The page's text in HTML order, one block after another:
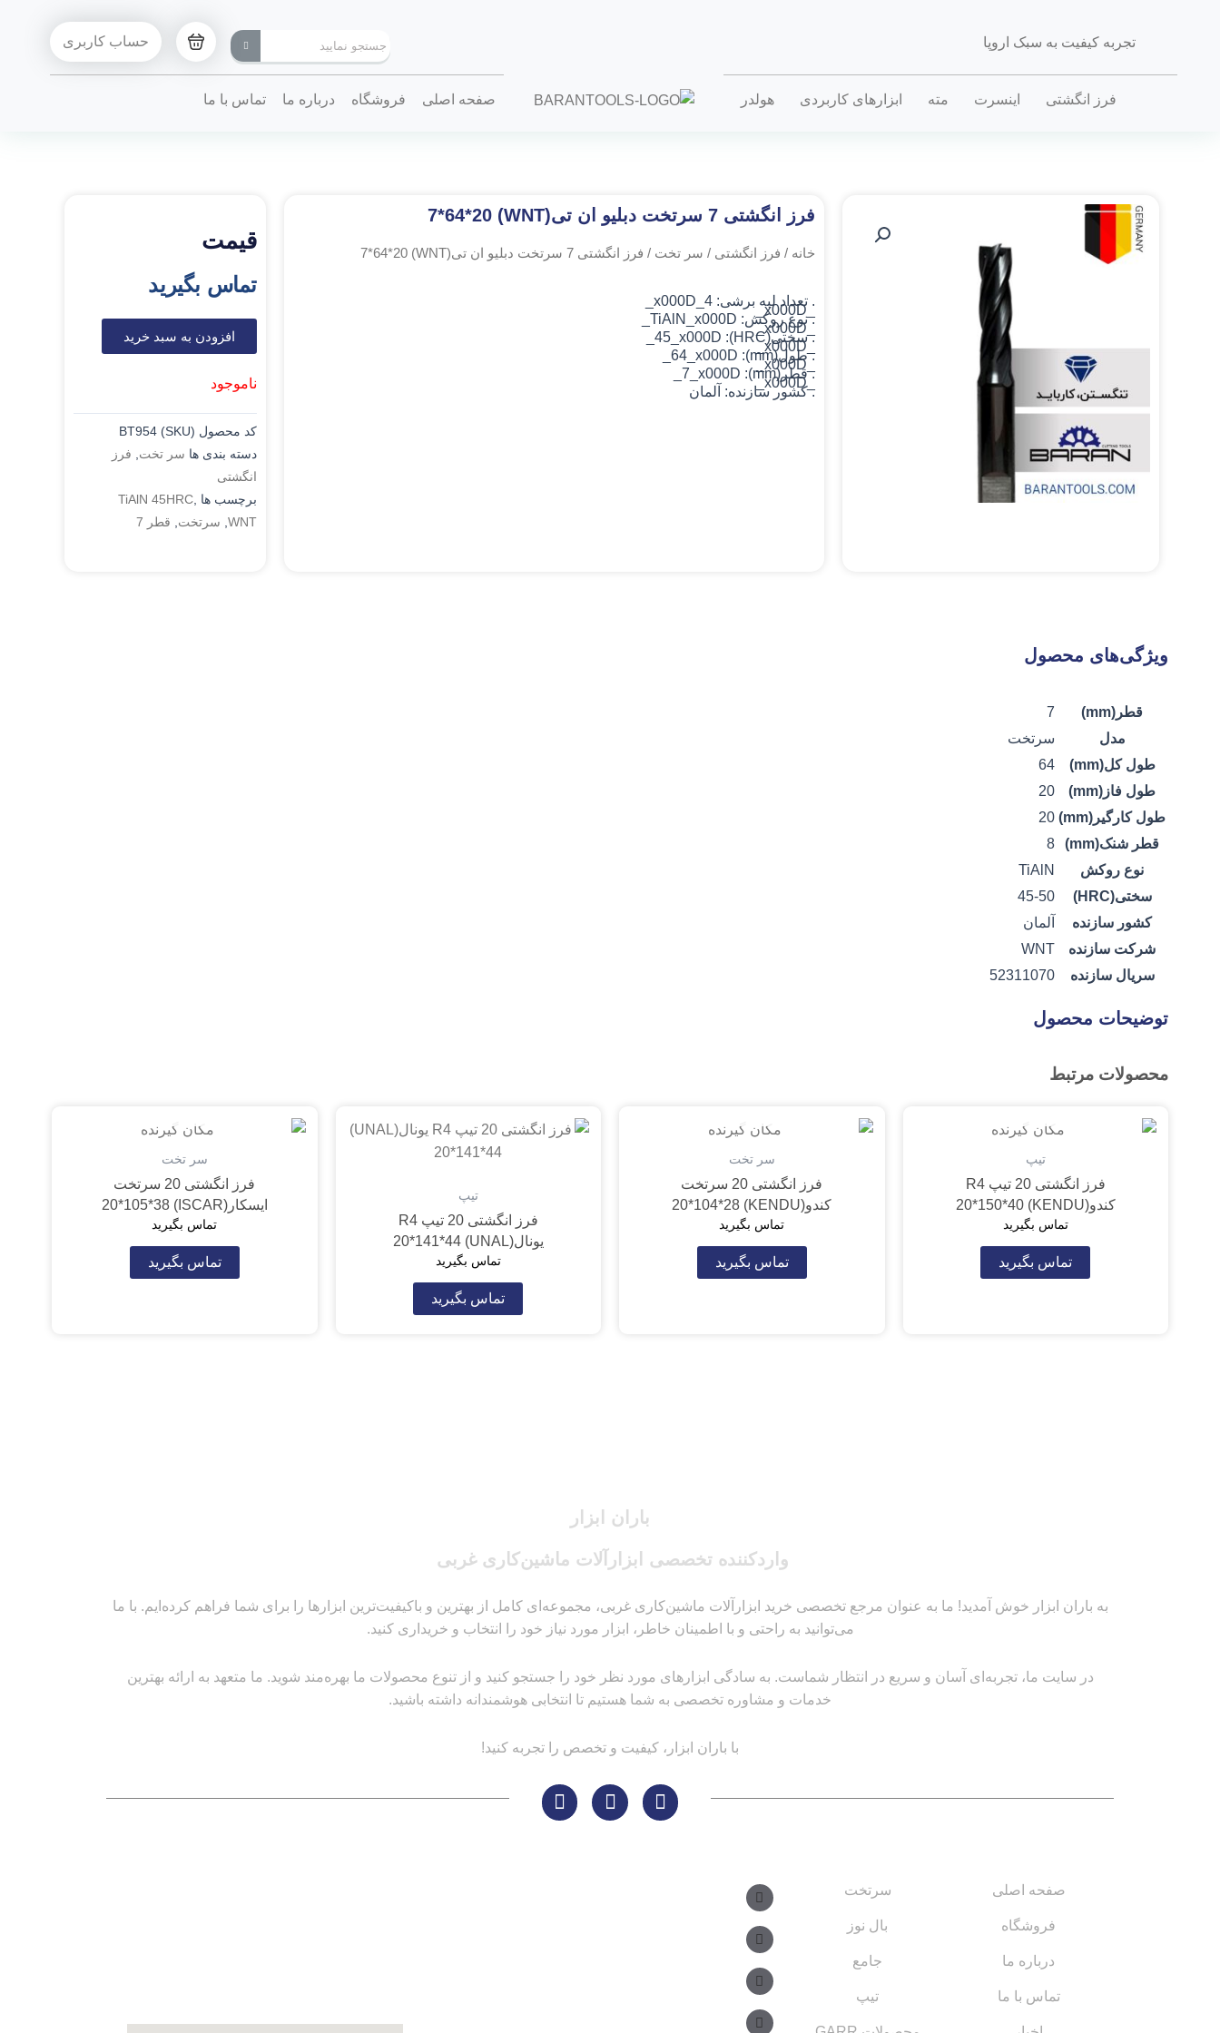
تجربه کیفیت به سبک اروپا
فرز انگشتی اینسرت مته ابزارهای کاربردی هولدر
حساب کاربری
صفحه اصلی فروشگاه درباره ما تماس با ما
فرز انگشتی 7 سرتخت دبلیو ان تی(WNT) 7*64*20
خانه / فرز انگشتی / سر تخت / فرز انگشتی 7 سرتخت دبلیو ان تی(WNT) 7*64*20
. تعداد لبه برشی: 4_x000D_
_x000D_
. نوع روکش: TiAlN _x000D_
_x000D_
. سختی(HRC): 45_x000D_
_x000D_
. طول(mm): 64_x000D_
_x000D_
. قطر(mm): 7_x000D_
_x000D_
. کشور سازنده: آلمان
قیمت
تماس بگیرید
افزودن به سبد خرید
ناموجود
کد محصول (SKU)
BT954
دسته بندی ها سر تخت
فرز
انگشتی
برچسب ها TiAlN 45HRC
WNT سرتخت قطر 7
ویژگی‌های محصول
قطر(mm)
7
مدل
سرتخت
طول کل(mm)
64
طول فاز(mm)
20
طول کارگیر(mm)
20
قطر شنک(mm)
8
نوع روکش
TiAlN
سختی(HRC)
45-50
کشور سازنده
آلمان
شرکت سازنده
WNT
سریال سازنده
52311070
توضیحات محصول
محصولات مرتبط
تیپ
فرز انگشتی 20 تیپ R4
کندو(KENDU) 20*150*40
تماس بگیرید
تماس بگیرید
سر تخت
فرز انگشتی 20 سرتخت
کندو(KENDU) 20*104*28
تماس بگیرید
تماس بگیرید
تیپ
فرز انگشتی 20 تیپ R4
یونال(UNAL) 20*141*44
تماس بگیرید
تماس بگیرید
سر تخت
فرز انگشتی 20 سرتخت
ایسکار(ISCAR) 20*105*38
تماس بگیرید
تماس بگیرید
باران ابزار
واردکننده تخصصی ابزارآلات ماشین‌کاری غربی
به باران ابزار خوش آمدید! ما به عنوان مرجع تخصصی خرید ابزارآلات ماشین‌کاری غربی، مجموعه‌ای کامل از بهترین و باکیفیت‌ترین ابزارها را برای شما فراهم کرده‌ایم. با ما
می‌توانید به راحتی و با اطمینان خاطر، ابزار مورد نیاز خود را انتخاب و خریداری کنید.
در سایت ما، تجربه‌ای آسان و سریع در انتظار شماست. به سادگی ابزارهای مورد نظر خود را جستجو کنید و از تنوع محصولات ما بهره‌مند شوید. ما متعهد به ارائه بهترین
خدمات و مشاوره تخصصی به شما هستیم تا انتخابی هوشمندانه داشته باشید.
با باران ابزار، کیفیت و تخصص را تجربه کنید!
صفحه اصلی
فروشگاه
درباره ما
تماس با ما
سرتخت
بال نوز
جامع
تیپ